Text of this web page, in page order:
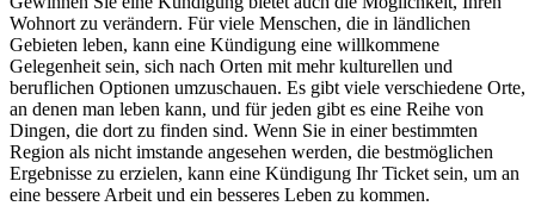
Wohnort zu verändern. Für viele Menschen, die in ländlichen
Gebieten leben, kann eine Kündigung eine willkommene
Gelegenheit sein, sich nach Orten mit mehr kulturellen und
beruflichen Optionen umzuschauen. Es gibt viele verschiedene Orte,
an denen man leben kann, und für jeden gibt es eine Reihe von
Dingen, die dort zu finden sind. Wenn Sie in einer bestimmten
Region als nicht imstande angesehen werden, die bestmöglichen
Ergebnisse zu erzielen, kann eine Kündigung Ihr Ticket sein, um an
eine bessere Arbeit und ein besseres Leben zu kommen.